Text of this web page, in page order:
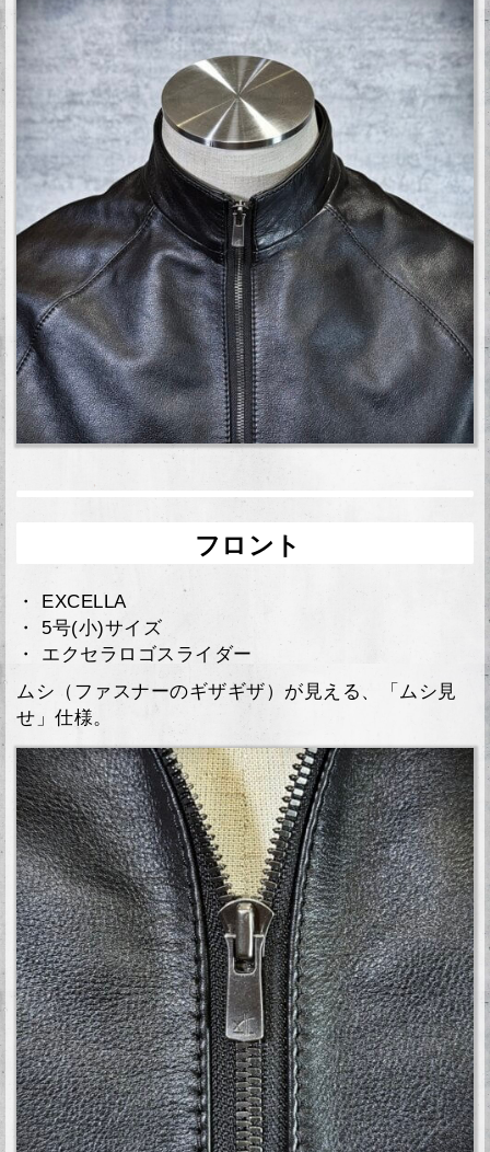
フロント
・ EXCELLA
・ 5号(小)サイズ
・ エクセラロゴスライダー
ムシ（ファスナーのギザギザ）が見える、「ムシ見
せ」仕様。